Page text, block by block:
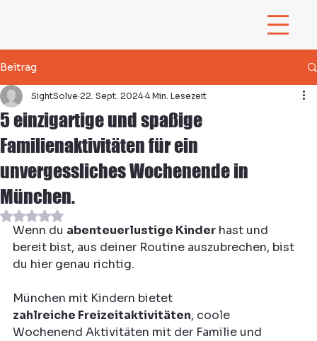
Beitrag
5 einzigartige und spaßige
Familienaktivitäten für ein
unvergessliches Wochenende in
München.
SightSolve 22. Sept. 2024 4 Min. Lesezeit
Mit NaN von 5 Sternen bewertet.
Wenn du abenteuerlustige Kinder hast und
bereit bist, aus deiner Routine auszubrechen, bist
du hier genau richtig.
München mit Kindern bietet
zahlreiche Freizeitaktivitäten, coole
Wochenend Aktivitäten mit der Familie und